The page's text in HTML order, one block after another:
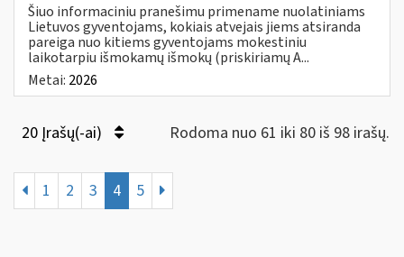
Šiuo informaciniu pranešimu primename nuolatiniams
Lietuvos gyventojams, kokiais atvejais jiems atsiranda
pareiga nuo kitiems gyventojams mokestiniu
laikotarpiu išmokamų išmokų (priskiriamų A...
Metai: 2026
20 Įrašų(-ai) Rodoma nuo 61 iki 80 iš 98 irašų.
1 2 3 4 5